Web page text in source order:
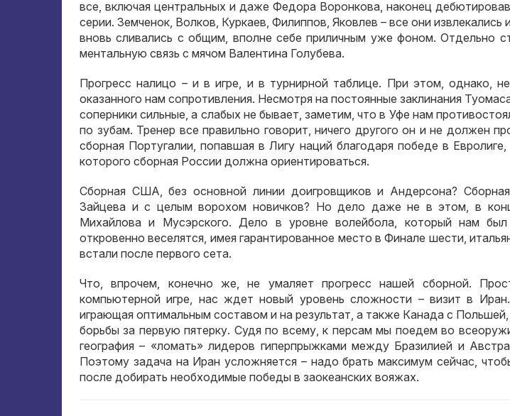
все, включая центральных и даже Федора Воронкова, наконец
серии. Земченок, Волков, Куркаев, Филиппов, Яковлев – все они извлекались
вновь сливались с общим, вполне себе приличным уже фоном. Отдельно
ментальную связь с мячом Валентина Голубева.
Прогресс налицо – и в игре, и в турнирной таблице. При этом, однако,
оказанного нам сопротивления. Несмотря на постоянные заклинания
соперники сильные, а слабых не бывает, заметим, что в Уфе нам
по зубам. Тренер все правильно говорит, ничего другого он и не должен
сборная Португалии, попавшая в Лигу наций благодаря победе в
которого сборная России должна ориентироваться.
Сборная США, без основной линии доигровщиков и Андерсона?
Зайцева и с целым ворохом новичков? Но дело даже не в этом, в
Михайлова и Мусэрского. Дело в уровне волейбола, который нам
откровенно веселятся, имея гарантированное место в Финале шести,
встали после первого сета.
Что, впрочем, конечно же, не умаляет прогресс нашей сборной.
компьютерной игре, нас ждет новый уровень сложности – визит в
играющая оптимальным составом и на результат, а также Канада с
борьбы за первую пятерку. Судя по всему, к персам мы поедем во
география – «ломать» лидеров гиперпрыжками между Бразилией и
Поэтому задача на Иран усложняется – надо брать максимум сейчас,
после добирать необходимые победы в заокеанских вояжах.